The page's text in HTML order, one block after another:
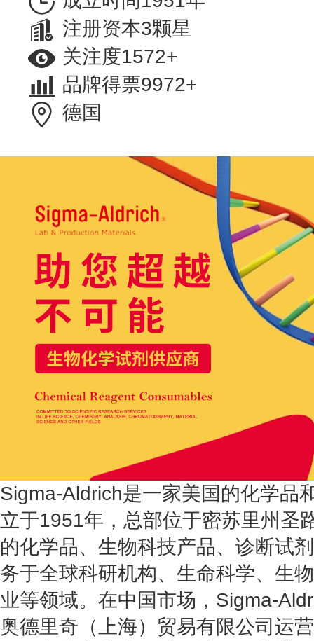
注册资本3颗星
关注度1572+
品牌得票9972+
德国
Sigma-Aldrich是一家美国的化学品
立于1951年，总部位于密苏里州圣
的化学品、生物科技产品、诊断试
务于全球科研机构、生命科学、生
业等领域。在中国市场，Sigma-
奥德里奇（上海）贸易有限公司运